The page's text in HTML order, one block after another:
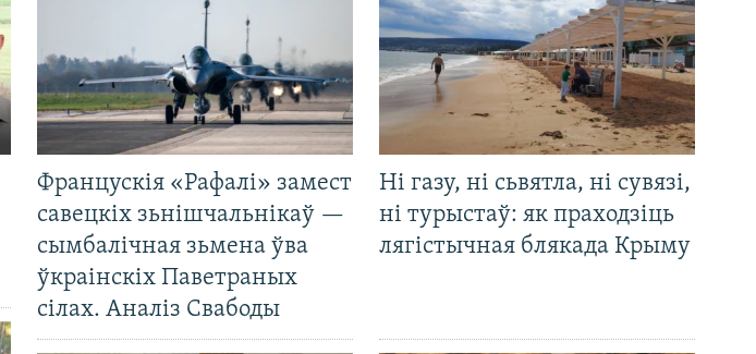
Францускія «Рафалі» замест
савецкіх зьнішчальнікаў —
сымбалічная зьмена ўва
ўкраінскіх Паветраных
сілах. Аналіз Свабоды
Ні газу, ні сьвятла, ні сувязі,
ні турыстаў: як праходзіць
лягістычная блякада Крыму